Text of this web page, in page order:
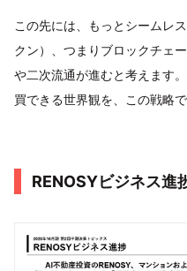
この先には、もっとシームレ
クン）、つまりブロックチェ
や二次流通が進むと考えます
買できる世界観を、この戦略
RENOSYビジネス進